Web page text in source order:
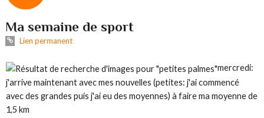
Ma semaine de sport
Lien permanent
mercredi:
j'arrive maintenant avec mes nouvelles (petites: j'ai commencé
avec des grandes puis j'ai eu des moyennes) à faire ma moyenne de
1,5 km